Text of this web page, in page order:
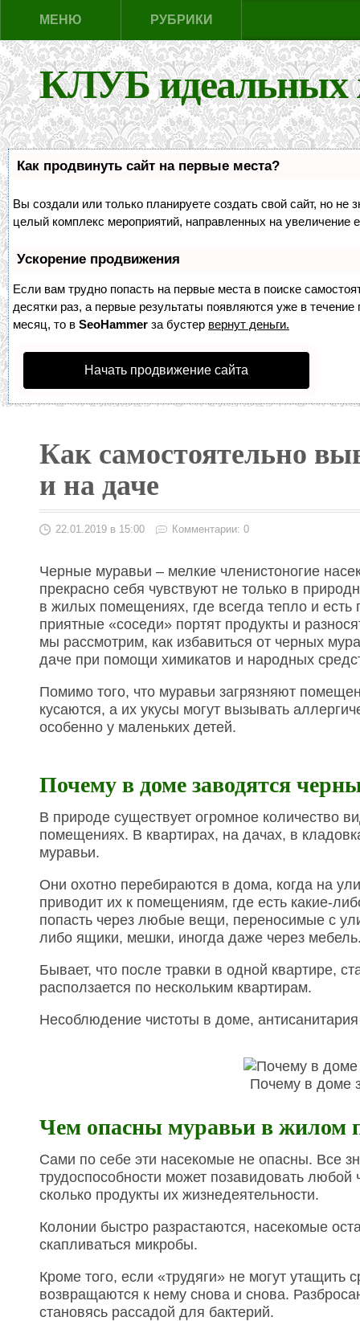
МЕНЮ РУБРИКИ
КЛУБ идеальных
Как продвинуть сайт на первые места?
Вы создали или только планируете создать свой сайт, но не
целый комплекс мероприятий, направленных на увеличение
Ускорение продвижения
Если вам трудно попасть на первые места в поиске
десятки раз, а первые результаты появляются уже в
месяц, то в SeoHammer за бустер вернут деньги.
Начать продвижение сайта
Как самостоятельно
и на даче
22.01.2019 в 15:00 Комментарии: 0
Черные муравьи – мелкие членистоногие
прекрасно себя чувствуют не только в
в жилых помещениях, где всегда тепло и
приятные «соседи» портят продукты и
мы рассмотрим, как избавиться от черных
даче при помощи химикатов и народных
Помимо того, что муравьи загрязняют
кусаются, а их укусы могут вызывать
особенно у маленьких детей.
Почему в доме заводятся
В природе существует огромное количество
помещениях. В квартирах, на дачах, в
муравьи.
Они охотно перебираются в дома, когда на
приводит их к помещениям, где есть какие-
попасть через любые вещи, переносимые с
либо ящики, мешки, иногда даже через
Бывает, что после травки в одной квартире,
расползается по нескольким квартирам.
Несоблюдение чистоты в доме,
Почему в доме
Чем опасны муравьи в жилом
Сами по себе эти насекомые не опасны. Все
трудоспособности может позавидовать
сколько продукты их жизнедеятельности.
Колонии быстро разрастаются, насекомые
скапливаться микробы.
Кроме того, если «трудяги» не могут утащить
возвращаются к нему снова и снова.
становясь рассадой для бактерий.